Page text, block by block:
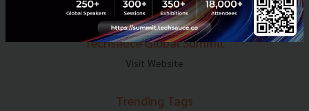
Techsauce Global Summit
Visit Website
Trending Tags